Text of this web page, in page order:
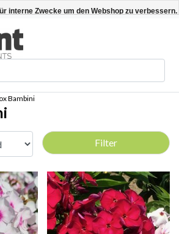
anlegen / anmelden Deutsch
Bambini
Filter
interne Zwecke um den Webshop zu